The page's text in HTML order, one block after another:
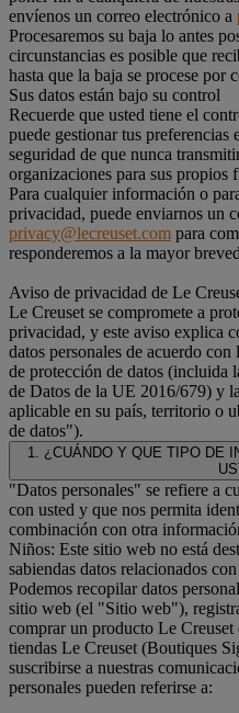
envíenos un correo electrónico a
Procesaremos su baja lo antes
circunstancias es posible que
hasta que la baja se procese por
Sus datos están bajo su control
Recuerde que usted tiene el
puede gestionar tus preferencias
seguridad de que nunca
organizaciones para sus propios
Para cualquier información o
privacidad, puede enviarnos un
privacy@lecreuset.com para
responderemos a la mayor
Aviso de privacidad de Le
Le Creuset se compromete a
privacidad, y este aviso explica
datos personales de acuerdo
de protección de datos (incluida
de Datos de la UE 2016/679) y
aplicable en su país, territorio o
de datos").
1. ¿CUÁNDO Y QUE TIPO DE
"Datos personales" se refiere a
con usted y que nos permita
combinación con otra
Niños: Este sitio web no está
sabiendas datos relacionados
Podemos recopilar datos
sitio web (el "Sitio web"),
comprar un producto Le Creuset
tiendas Le Creuset (Boutiques
suscribirse a nuestras
personales pueden referirse a: